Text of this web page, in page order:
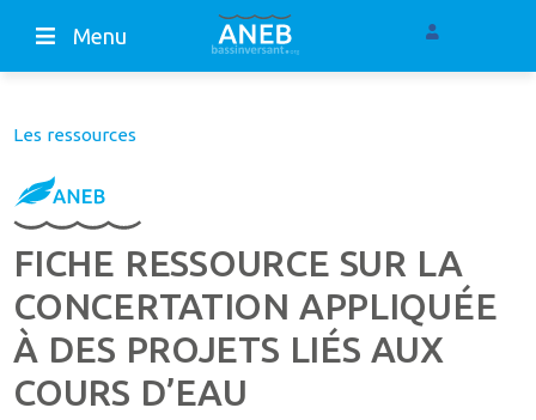
Menu
Les ressources
FICHE RESSOURCE SUR LA
CONCERTATION APPLIQUÉE
À DES PROJETS LIÉS AUX
COURS D’EAU